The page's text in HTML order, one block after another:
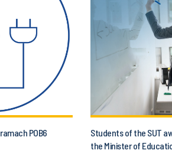
POB6
Students of the SUT
the Minister of